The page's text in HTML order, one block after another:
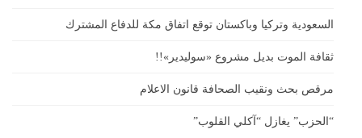
السعودية وتركيا وباكستان توقع اتفاق مكة للدفاع المشترك
ثقافة الموت بديل مشروع «سوليدير»!!
مرقص بحث ونقيب الصحافة قانون الاعلام
“الحزب” يغازل “آكلي القلوب”